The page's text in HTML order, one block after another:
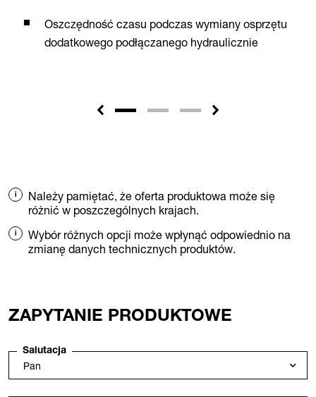
Oszczędność czasu podczas wymiany osprzętu
dodatkowego podłączanego hydraulicznie
Należy pamiętać, że oferta produktowa może się
różnić w poszczególnych krajach.
Wybór różnych opcji może wpłynąć odpowiednio na
zmianę danych technicznych produktów.
ZAPYTANIE PRODUKTOWE
Salutacja